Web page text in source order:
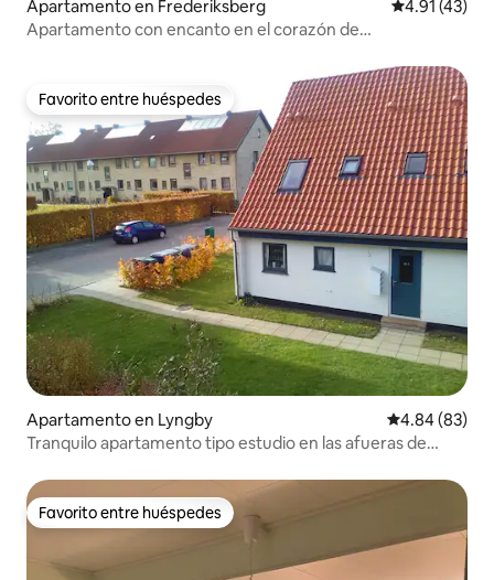
Apartamento en Frederiksberg Calificación
4.91 (43)
Apartamento con encanto en el corazón de
Favorito entre huéspedes
Favorito entre huéspedes
Apartamento en Lyngby Calificación
4.84 (83)
Tranquilo apartamento tipo estudio en las afueras de
Favorito entre huéspedes
Favorito entre huéspedes